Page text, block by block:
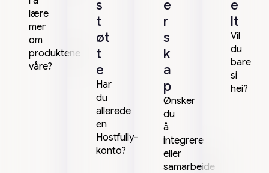
lære
mer
om
produktene
våre?
s
t
øt
t
e
Har
du
allerede
en
Hostfully-
konto?
e
r
s
k
a
p
Ønsker
du
å
integrere
eller
samarbeide
e
lt
Vil
du
bare
si
hei?